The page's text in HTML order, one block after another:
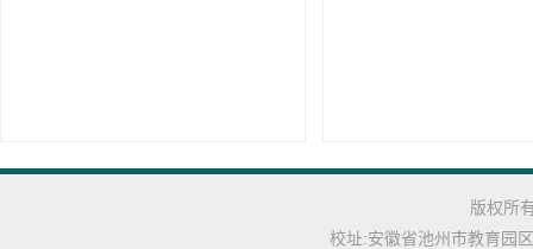
版权所
校址:安徽省池州市教育园